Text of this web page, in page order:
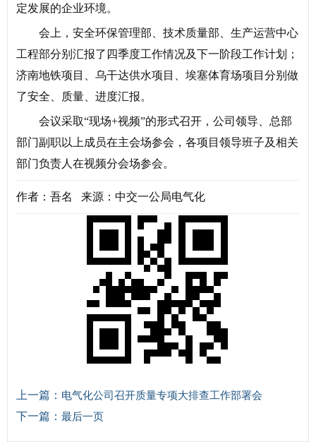
定发展的企业环境。
会上，安全环保管理部、技术质量部、生产运营中心
工程部分别汇报了四季度工作情况及下一阶段工作计划；
济南地铁项目、乌干达供水项目、埃塞体育场项目分别做
了安全、质量、进度汇报。
会议采取“现场+视频”的形式召开，公司领导、总部
部门副职以上成员在主会场参会，各项目领导班子及相关
部门负责人在视频分会场参会。
作者：吾名 来源：中交一公局电气化
上一篇： 电气化公司召开质量专项大排查工作部署会
下一篇： 最后一页